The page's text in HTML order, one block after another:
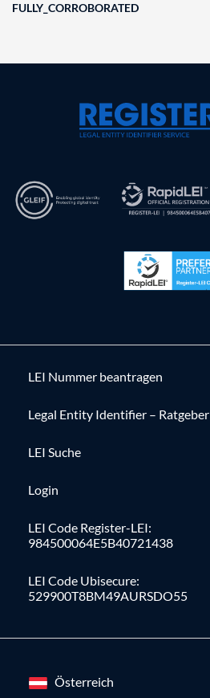
FULLY_CORROBORATED
LEI Nummer beantragen
Legal Entity Identifier – Ratgeber
LEI Suche
Login
LEI Code Register-LEI:
984500064E5B40721438
LEI Code Ubisecure:
529900T8BM49AURSDO55
Österreich